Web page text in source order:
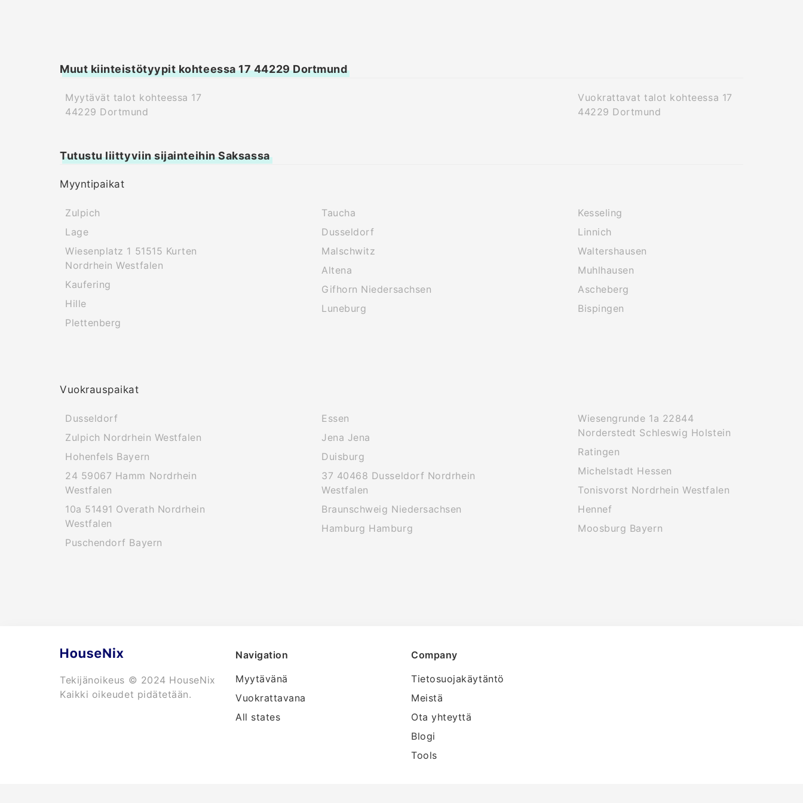
Muut kiinteistötyypit kohteessa 17 44229 Dortmund
Myytävät talot kohteessa 17
44229 Dortmund
Vuokrattavat talot kohteessa 17
44229 Dortmund
Tutustu liittyviin sijainteihin Saksassa
Myyntipaikat
Zulpich
Lage
Wiesenplatz 1 51515 Kurten
Nordrhein Westfalen
Kaufering
Hille
Plettenberg
Taucha
Dusseldorf
Malschwitz
Altena
Gifhorn Niedersachsen
Luneburg
Kesseling
Linnich
Waltershausen
Muhlhausen
Ascheberg
Bispingen
Vuokrauspaikat
Dusseldorf
Zulpich Nordrhein Westfalen
Hohenfels Bayern
24 59067 Hamm Nordrhein
Westfalen
10a 51491 Overath Nordrhein
Westfalen
Puschendorf Bayern
Essen
Jena Jena
Duisburg
37 40468 Dusseldorf Nordrhein
Westfalen
Braunschweig Niedersachsen
Hamburg Hamburg
Wiesengrunde 1a 22844
Norderstedt Schleswig Holstein
Ratingen
Michelstadt Hessen
Tonisvorst Nordrhein Westfalen
Hennef
Moosburg Bayern
Tekijänoikeus © 2024 HouseNix
Kaikki oikeudet pidätetään.
Navigation
Myytävänä
Vuokrattavana
All states
Company
Tietosuojakäytäntö
Meistä
Ota yhteyttä
Blogi
Tools